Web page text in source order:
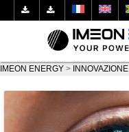
IMEON ENERGY > INNOVAZIONE